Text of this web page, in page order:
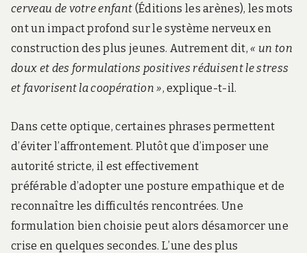
cerveau de votre enfant (Éditions les arènes), les mots
ont un impact profond sur le système nerveux en
construction des plus jeunes. Autrement dit, « un ton
doux et des formulations positives réduisent le stress
et favorisent la coopération », explique-t-il.
Dans cette optique, certaines phrases permettent
d’éviter l’affrontement. Plutôt que d’imposer une
autorité stricte, il est effectivement
préférable d’adopter une posture empathique et de
reconnaître les difficultés rencontrées. Une
formulation bien choisie peut alors désamorcer une
crise en quelques secondes. L’une des plus